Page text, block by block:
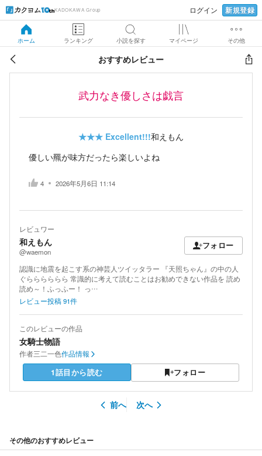
KADOKAWA Group ログイン 新規登録
ホーム ランキング 小説を探す マイページ その他
おすすめレビュー
武力なき優しさは戯言
★★★ Excellent!!!和えもん
優しい羆が味方だったら楽しいよね
4 2026年5月6日 11:14
レビュワー
和えもん
@waemon
フォロー
認識に地震を起こす系の神芸人ツイッタラー 『天照ちゃん』の中の人
ぐらららららら 常識的に考えて読むことはお勧めできない作品を 読め
読め～！ふっふー！ っ…
レビュー投稿91件
このレビューの作品
女騎士物語
作者三二一色作品情報
1話目から読む フォロー
前へ 次へ
その他のおすすめレビュー